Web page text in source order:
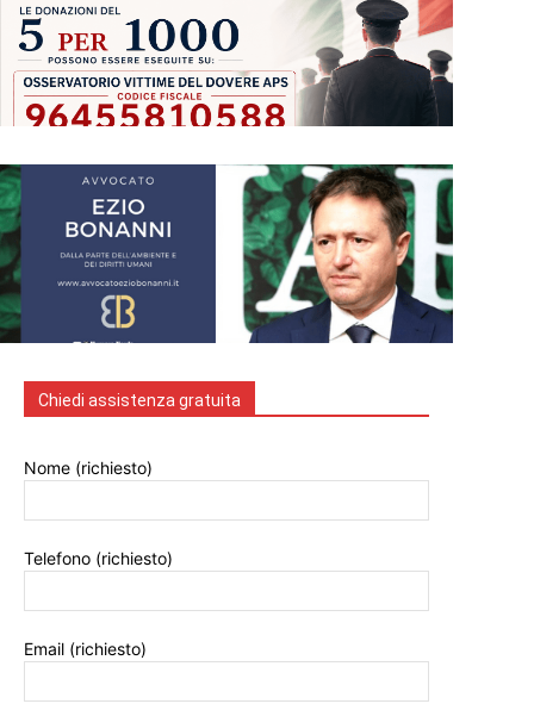
Chiedi assistenza gratuita
Nome (richiesto)
Telefono (richiesto)
Email (richiesto)